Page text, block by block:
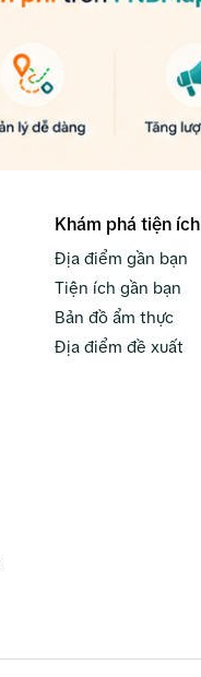
Khám phá tiện ích
Địa điểm gần bạn
Tiện ích gần bạn
Bản đồ ẩm thực
Địa điểm đề xuất